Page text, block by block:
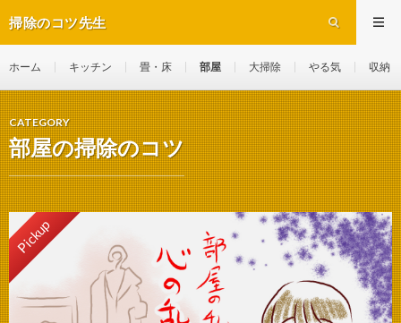
掃除のコツ先生
ホーム キッチン 畳・床 部屋 大掃除 やる気 収納
CATEGORY
部屋の掃除のコツ
Pickup